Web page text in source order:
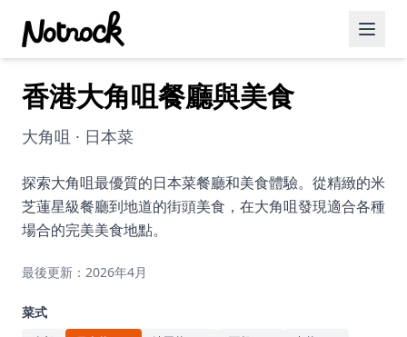
精選活動
博客文章
約會好去處
美食佳餚
運動
香港大角咀餐廳與美食
大角咀 · 日本菜
探索大角咀最優質的日本菜餐廳和美食體驗。從精緻的米
芝蓮星級餐廳到地道的街頭美食，在大角咀發現適合各種
場合的完美美食地點。
最後更新：2026年4月
菜式